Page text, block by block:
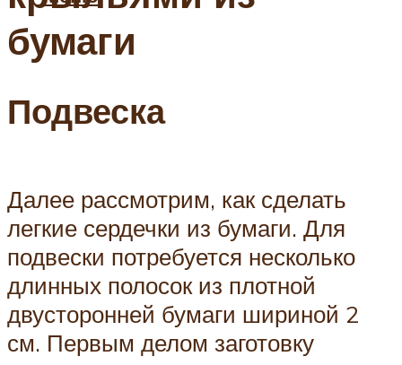
бумаги
Подвеска
Далее рассмотрим, как сделать
легкие сердечки из бумаги. Для
подвески потребуется несколько
длинных полосок из плотной
двусторонней бумаги шириной 2
см. Первым делом заготовку